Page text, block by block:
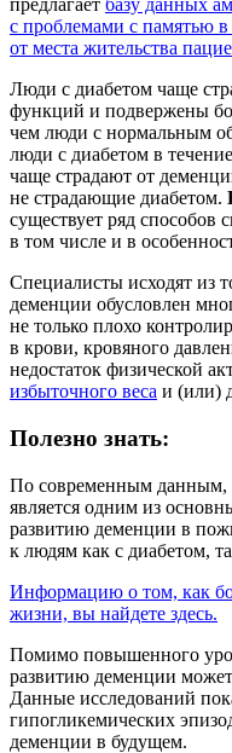
предлагает базу данных
с проблемами с памятью в
от места жительства
Люди с диабетом чаще
функций и подвержены
чем люди с нормальным
люди с диабетом в
чаще страдают от
не страдающие диабетом.
существует ряд способов
в том числе и в
Специалисты исходят из
деменции обусловлен
не только плохо
в крови, кровяного
недостаток физической
избыточного веса и (или)
Полезно знать:
По современным данным,
является одним из
развитию деменции в
к людям как с диабетом,
Информацию о том, как
жизни, вы найдете здесь.
Помимо повышенного
развитию деменции
Данные исследований
гипогликемических
деменции в будущем.